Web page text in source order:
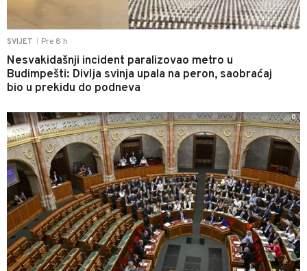
SVIJET Pre 8 h
Nesvakidašnji incident paralizovao metro u
Budimpešti: Divlja svinja upala na peron, saobraćaj
bio u prekidu do podneva
0